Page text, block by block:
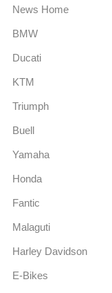
News Home
BMW
Ducati
KTM
Triumph
Buell
Yamaha
Honda
Fantic
Malaguti
Harley Davidson
E-Bikes